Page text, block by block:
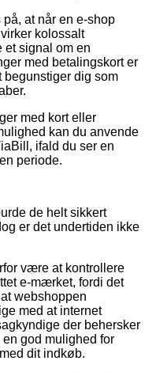
at når en e-shop
kolossalt
et signal om en
med betalingskort er
begunstiger dig som
med kort eller
kan du anvende
ifald du ser en
periode.
de helt sikkert
er det undertiden ikke
være at kontrollere
e-mærket, fordi det
webshoppen
med at internet
der behersker
god mulighed for
dit indkøb.